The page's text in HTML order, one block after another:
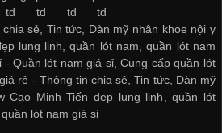
sẻ, Tin tức, Dàn mỹ nhân khoe nội y
lung linh, quần lót nam, quần lót nam
- Quần lót nam giá sỉ,Cung cấp quần lót
rẻ - Thông tin chia sẻ,Tin tức, Dàn mỹ
Cao Minh Tiến đẹp lung linh,quần lót
quần lót nam giá sỉ